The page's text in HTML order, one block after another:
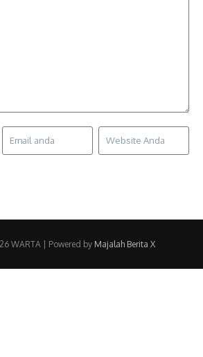
WARTA | Powered by Majalah Berita X